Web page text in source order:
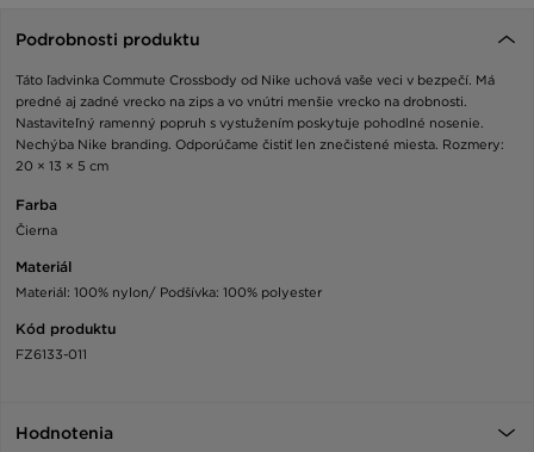
Podrobnosti produktu
Táto ľadvinka Commute Crossbody od Nike uchová vaše veci v bezpečí. Má
predné aj zadné vrecko na zips a vo vnútri menšie vrecko na drobnosti.
Nastaviteľný ramenný popruh s vystužením poskytuje pohodlné nosenie.
Nechýba Nike branding. Odporúčame čistiť len znečistené miesta. Rozmery:
20 × 13 × 5 cm
Farba
Čierna
Materiál
Materiál: 100% nylon/ Podšívka: 100% polyester
Kód produktu
FZ6133-011
Hodnotenia